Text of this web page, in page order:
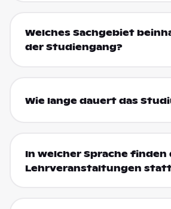
Welches Sachgebiet
der Studiengang?
Wie lange dauert das
In welcher Sprache finden
Lehrveranstaltungen